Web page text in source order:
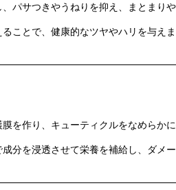
パサつきやうねりを抑え、まとまりや
ことで、健康的なツヤやハリを与えま
膜を作り、キューティクルをなめら
分を浸透させて栄養を補給し、ダメ